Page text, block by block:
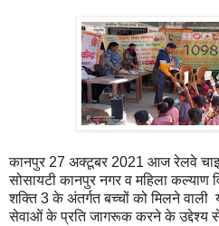
कानपुर 27 अक्टूबर 2021 आज रेलवे
सोसायटी कानपुर नगर व महिला कल्याण
शक्ति 3 के अंतर्गत बच्चों को मिलने
सेवाओं के प्रति जागरूक करने के उद्देश्य